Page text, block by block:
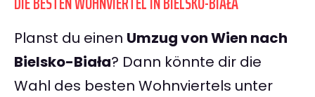
Planst du einen Umzug von Wien nach
Bielsko-Biała? Dann könnte dir die
Wahl des besten Wohnviertels unter